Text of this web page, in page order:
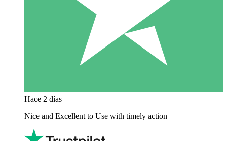
Hace 2 días
Nice and Excellent to Use with timely action